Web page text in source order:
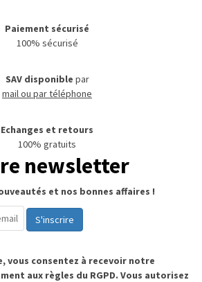
Paiement sécurisé
100% sécurisé
SAV disponible par
mail ou par téléphone
Echanges et retours
100% gratuits
newsletter
et nos bonnes affaires !
S'inscrire
vous consentez à recevoir notre
aux règles du RGPD. Vous autorisez